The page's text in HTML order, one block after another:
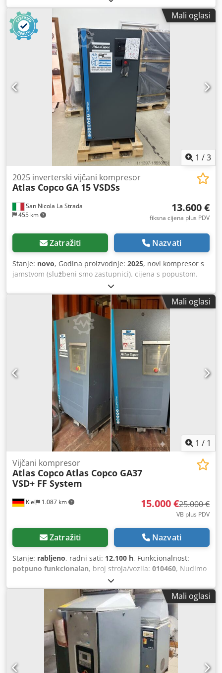
PROPUSTNOST (m3/min) TLAK (bar) 12,50 SATI RADA
(RADNO/UKUPNO) 85719 Crsdpfezq An Nsx Ahbjf
PRETVORNIK FREKVENCIJE da UGRAĐENI SUSHILICA ne
IZMJENJIVAČ TOPLINE ne HLAĐENJE (ZRAK/VODA) zrak NA
REZERVOARU ne DOKUMENTACIJA ne PRIKLJUČAK 2 1/2
NOVO/RABLJENO RABLJENO
Mali oglasi
1 /3
San Nicola La Strada
455 km
2025 inverterski vijčani kompresor
Atlas Copco GA 15 VSDSs
13.600 €
fiksna cijena plus PDV
Zatražiti Nazvati
Stanje: novo, Godina proizvodnje: 2025, novi kompresor s
jamstvom (službeni smo zastupnici). cijena s popustom.
Kataloška cijena 25441 eura. mogućnost kombiniranja
sušilice Atlas Copco (dostupno). najnoviji tehnološki model.
glavne karakteristike: bar max 10 Snaga 15kw-20hp protok
zraka litara7min 3000 Cjdpfxewcm Hio Ahbjrf Za detaljne
tehničke podatke ne ustručavajte se kontaktirati me.
Mali oglasi
1 / 1
Kiel 1.087 km
Vijčani kompresor
Atlas CopcoAtlas Copco GA37
VSD+ FF System
15.000 €25.000 €
VB plus PDV
Zatražiti Nazvati
Stanje: rabljeno, radni sati: 12.100 h, Funkcionalnost:
potpuno funkcionalan, broj stroja/vozila: 010460, Nudimo
snažni industrijski kompresor marke Atlas Copco za
prodaju. Uređaj je rabljen, redovito ga je održavalo stručno
osoblje i odmah je spreman za upotrebu. Tehnički podaci:
Tip: GA37 VSD+ FF (VSD+ tehnologija za najveću energetsku
učinkovitost) Radni sati: 12.100 sati Stanje: Rabljen, vrlo
dobro održavan i odmah spreman za upotrebu. Crodpfx
Ajzdqz Dohbjf Kompresor se može pregledati i testirati pod
naponom u našoj lokaciji u Kielu, uz prethodni dogovor o
terminu.
Mali oglasi